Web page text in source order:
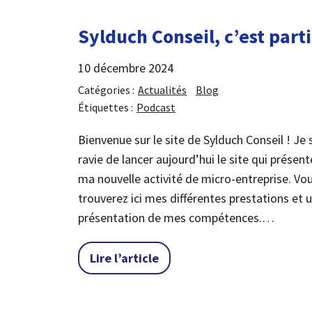
Sylduch Conseil, c’est
10 décembre 2024
Catégories : Actualités
Blog
Étiquettes : Podcast
Bienvenue sur le site de Sylduch Conseil ! Je
ravie de lancer aujourd’hui le site qui
ma nouvelle activité de micro-entreprise.
trouverez ici mes différentes prestations et
présentation de mes compétences.…
Lire l’article« Sylduch Conseil, c’est